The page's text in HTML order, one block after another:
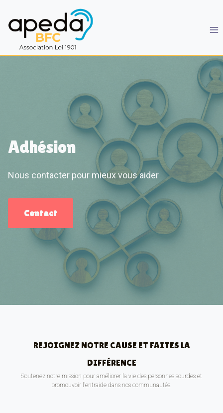
contenu
Adhésion
Nous contacter pour mieux vous aider
Contact
REJOIGNEZ NOTRE CAUSE ET FAITES LA
DIFFÉRENCE
Soutenez notre mission pour améliorer la vie des personnes sourdes et
promouvoir l’entraide dans nos communautés.